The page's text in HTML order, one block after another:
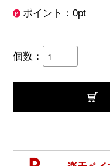
ポイント：0pt
個数：